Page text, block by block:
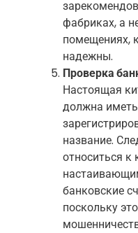
фабриках, а
помещениях,
надежны.
Проверка
Настоящая
должна
название.
относиться
банковские
поскольку